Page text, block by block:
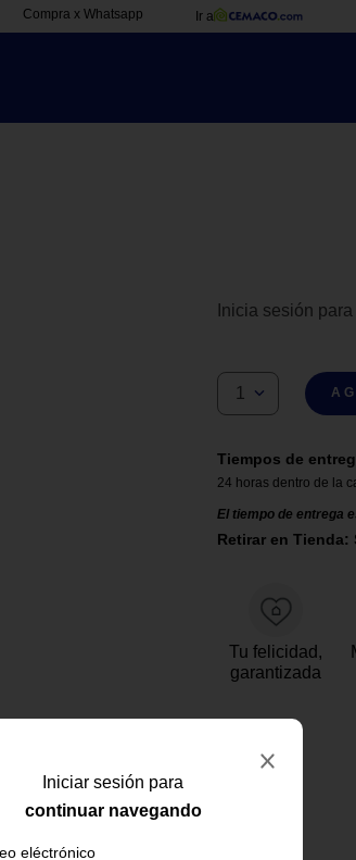
Compra x Whatsapp Ir a
Iniciar sesión para
continuar navegando
Inicia sesión
1
Tiempos de
24 horas dentro de la
El tiempo de entrega
Retirar en Tienda:
Tu felicidad,
garantizada